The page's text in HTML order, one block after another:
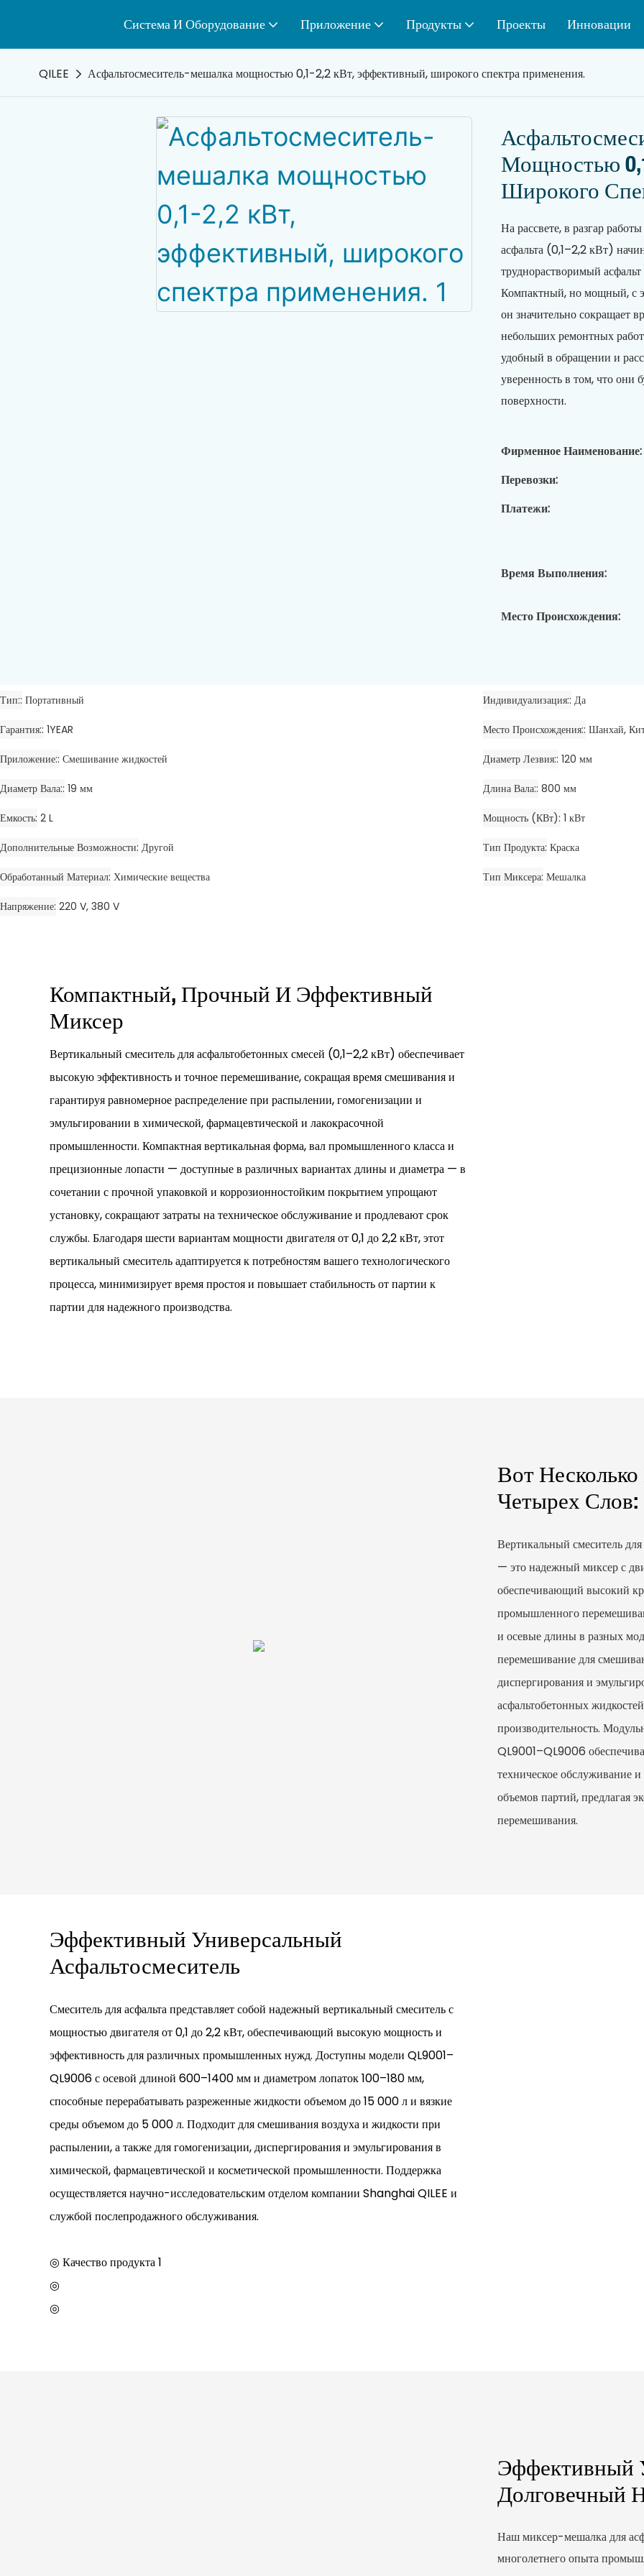
Система И Оборудование Приложение Продукты Проекты Инновации
QILEE Асфальтосмеситель-мешалка мощностью 0,1-2,2 кВт, эффективный, широкого спектра применения.
Мощностью
Широкого
На рассвете, в разгар
асфальта (0,1–2,2 кВт)
труднорастворимый
Компактный, но мощный, с
он значительно сокращает
небольших ремонтных
удобный в обращении и
уверенность в том, что они
поверхности.
Фирменное Наименование:
Перевозки:
Платежи:
Время Выполнения:
Место Происхождения:
Тип: Портативный Индивидуализация: Да
Гарантия: 1YEAR Место Происхождения: Шанхай,
Приложение: Смешивание жидкостей Диаметр Лезвия: 120 мм
Диаметр Вала: 19 мм Длина Вала: 800 мм
Емкость 2 L Мощность (кВт) 1 кВт
Дополнительные Возможности Другой Тип Продукта Краска
Обработанный Материал Химические вещества Тип Миксера Мешалка
Напряжение 220 V, 380 V
Компактный, Прочный И Эффективный
Миксер
Вертикальный смеситель для асфальтобетонных смесей (0,1–2,2 кВт) обеспечивает
высокую эффективность и точное перемешивание, сокращая время смешивания и
гарантируя равномерное распределение при распылении, гомогенизации и
эмульгировании в химической, фармацевтической и лакокрасочной
промышленности. Компактная вертикальная форма, вал промышленного класса и
прецизионные лопасти — доступные в различных вариантах длины и диаметра — в
сочетании с прочной упаковкой и коррозионностойким покрытием упрощают
установку, сокращают затраты на техническое обслуживание и продлевают срок
службы. Благодаря шести вариантам мощности двигателя от 0,1 до 2,2 кВт, этот
вертикальный смеситель адаптируется к потребностям вашего технологического
процесса, минимизирует время простоя и повышает стабильность от партии к
партии для надежного производства.
Вот
Четырех Слов:
Вертикальный смеситель
— это надежный миксер с
обеспечивающий высокий
промышленного
и осевые длины в разных
перемешивание для
диспергирования и
асфальтобетонных
производительность.
QL9001–QL9006
техническое обслуживание
объемов партий, предлагая
перемешивания.
Эффективный Универсальный
Асфальтосмеситель
Смеситель для асфальта представляет собой надежный вертикальный смеситель с
мощностью двигателя от 0,1 до 2,2 кВт, обеспечивающий высокую мощность и
эффективность для различных промышленных нужд. Доступны модели QL9001–
QL9006 с осевой длиной 600–1400 мм и диаметром лопаток 100–180 мм,
способные перерабатывать разреженные жидкости объемом до 15 000 л и вязкие
среды объемом до 5 000 л. Подходит для смешивания воздуха и жидкости при
распылении, а также для гомогенизации, диспергирования и эмульгирования в
химической, фармацевтической и косметической промышленности. Поддержка
осуществляется научно-исследовательским отделом компании Shanghai QILEE и
службой послепродажного обслуживания.
◎ Качество продукта 1
◎
◎
Эффективный
Долговечный
Наш миксер-мешалка для
многолетнего опыта